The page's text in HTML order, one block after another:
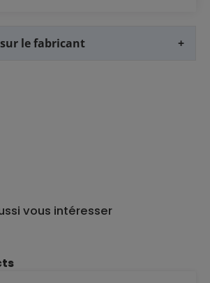
le fabricant +
vous intéresser
de produits